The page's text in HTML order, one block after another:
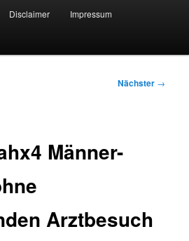
Forschung und
Disclaimer Impressum
Nächster →
Männer-
Arztbesuch